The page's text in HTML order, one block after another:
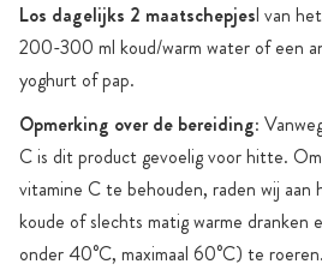
Los dagelijks 2 maatschepjesl van
200-300 ml koud/warm water of een
yoghurt of pap.
Opmerking over de bereiding:
C is dit product gevoelig voor hitte.
vitamine C te behouden, raden wij
koude of slechts matig warme dranken
onder 40°C, maximaal 60°C) te